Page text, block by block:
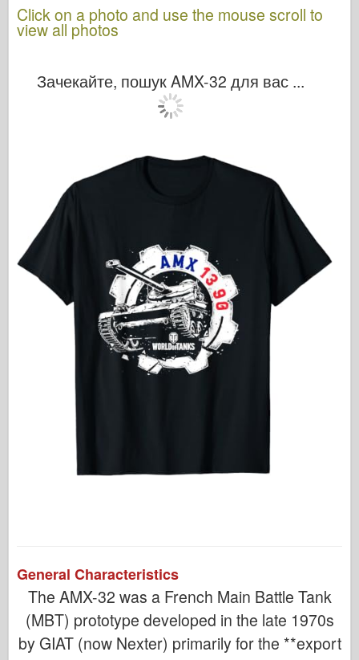
Click on a photo and use the mouse scroll to
view all photos
Зачекайте, пошук AMX-32 для вас ...
General Characteristics
The AMX-32 was a French Main Battle Tank
(MBT) prototype developed in the late 1970s
by GIAT (now Nexter) primarily for the **export